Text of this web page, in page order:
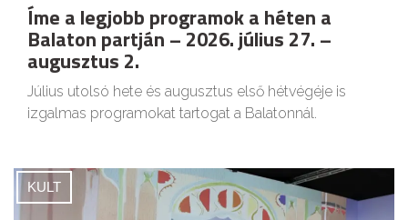
Íme a legjobb programok a héten a
Balaton partján – 2026. július 27. –
augusztus 2.
Július utolsó hete és augusztus első hétvégéje is
izgalmas programokat tartogat a Balatonnál.
KULT